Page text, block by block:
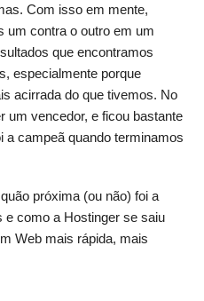
Com isso em mente,
um contra o outro em um
que encontramos
especialmente porque
acirrada do que tivemos. No
um vencedor, e ficou bastante
a campeã quando terminamos
próxima (ou não) foi a
como a Hostinger se saiu
Web mais rápida, mais